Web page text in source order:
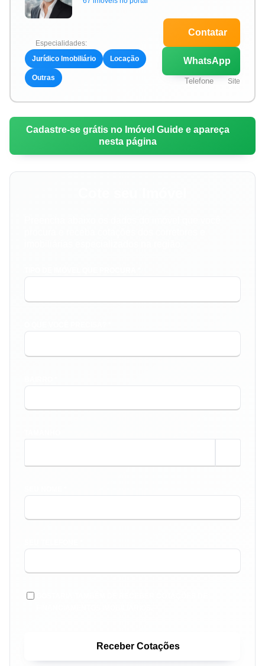
Especialidades:
Jurídico Imobiliário
Locação
Outras
Contatar
WhatsApp
Telefone Site
Cadastre-se grátis no Imóvel Guide e apareça
nesta página
Receber Cotações